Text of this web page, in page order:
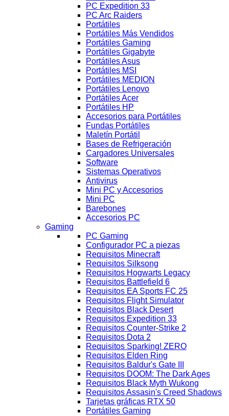
PC Expedition 33
PC Arc Raiders
Portátiles
Portátiles Más Vendidos
Portátiles Gaming
Portátiles Gigabyte
Portátiles Asus
Portátiles MSI
Portátiles MEDION
Portátiles Lenovo
Portátiles Acer
Portátiles HP
Accesorios para Portátiles
Fundas Portátiles
Maletín Portátil
Bases de Refrigeración
Cargadores Universales
Software
Sistemas Operativos
Antivirus
Mini PC y Accesorios
Mini PC
Barebones
Accesorios PC
Gaming
PC Gaming
Configurador PC a piezas
Requisitos Minecraft
Requisitos Silksong
Requisitos Hogwarts Legacy
Requisitos Battlefield 6
Requisitos EA Sports FC 25
Requisitos Flight Simulator
Requisitos Black Desert
Requisitos Expedition 33
Requisitos Counter-Strike 2
Requisitos Dota 2
Requisitos Sparking! ZERO
Requisitos Elden Ring
Requisitos Baldur's Gate III
Requisitos DOOM: The Dark Ages
Requisitos Black Myth Wukong
Requisitos Assasin's Creed Shadows
Tarjetas gráficas RTX 50
Portátiles Gaming